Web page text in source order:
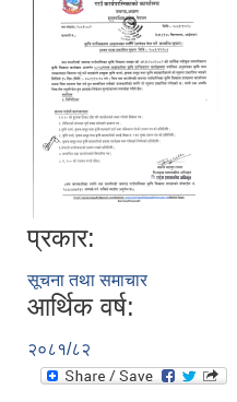
प्रकार:
सूचना तथा समाचार
आर्थिक वर्ष:
२०८१/८२